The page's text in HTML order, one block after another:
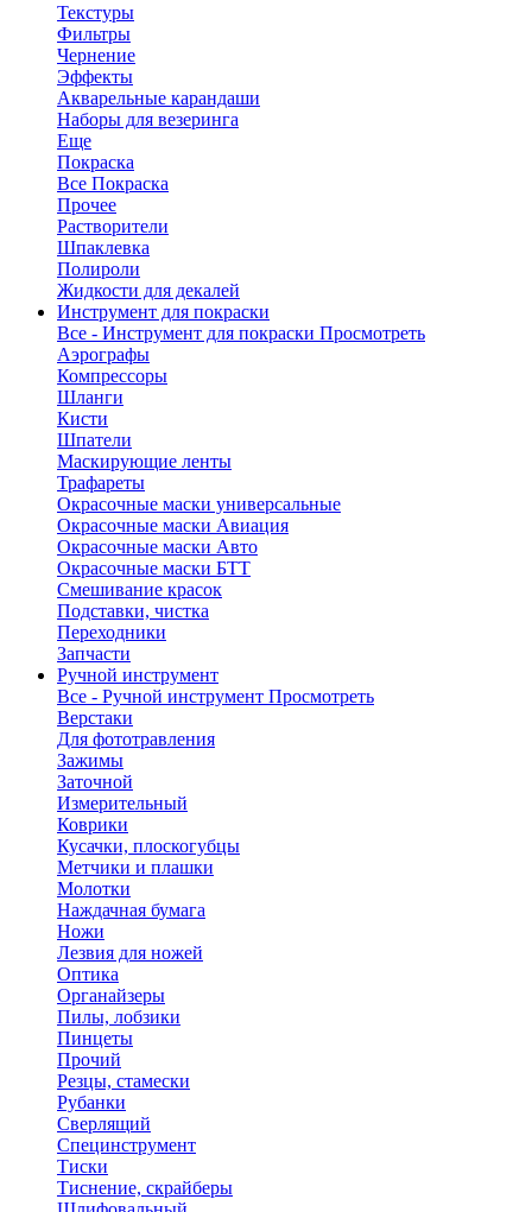
Текстуры
Фильтры
Чернение
Эффекты
Акварельные карандаши
Наборы для везеринга
Еще
Покраска
Все Покраска
Прочее
Растворители
Шпаклевка
Полироли
Жидкости для декалей
Инструмент для покраски
Все - Инструмент для покраски Просмотреть
Аэрографы
Компрессоры
Шланги
Кисти
Шпатели
Маскирующие ленты
Трафареты
Окрасочные маски универсальные
Окрасочные маски Авиация
Окрасочные маски Авто
Окрасочные маски БТТ
Смешивание красок
Подставки, чистка
Переходники
Запчасти
Ручной инструмент
Все - Ручной инструмент Просмотреть
Верстаки
Для фототравления
Зажимы
Заточной
Измерительный
Коврики
Кусачки, плоскогубцы
Метчики и плашки
Молотки
Наждачная бумага
Ножи
Лезвия для ножей
Оптика
Органайзеры
Пилы, лобзики
Пинцеты
Прочий
Резцы, стамески
Рубанки
Сверлящий
Специнструмент
Тиски
Тиснение, скрайберы